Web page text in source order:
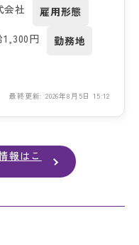
会社
雇用形態
1,300円
勤務地
最終更新: 2026年8月5日 15:12
報はこ